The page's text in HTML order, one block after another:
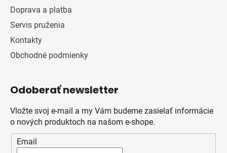
Doprava a platba
Servis pruženia
Kontakty
Obchodné podmienky
Odoberať newsletter
Vložte svoj e-mail a my Vám budeme zasielať informácie
o nových produktoch na našom e-shope.
Email